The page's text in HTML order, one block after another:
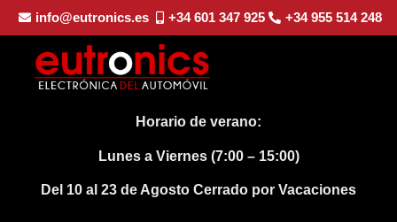
info@eutronics.es +34 601 347 925 +34 955 514 248
Horario de verano:
Lunes a Viernes (7:00 – 15:00)
Del 10 al 23 de Agosto Cerrado por Vacaciones